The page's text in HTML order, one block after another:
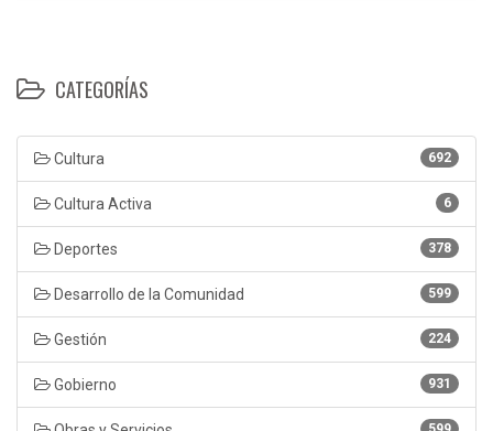
CATEGORÍAS
692
Cultura
6
Cultura Activa
378
Deportes
599
Desarrollo de la Comunidad
224
Gestión
931
Gobierno